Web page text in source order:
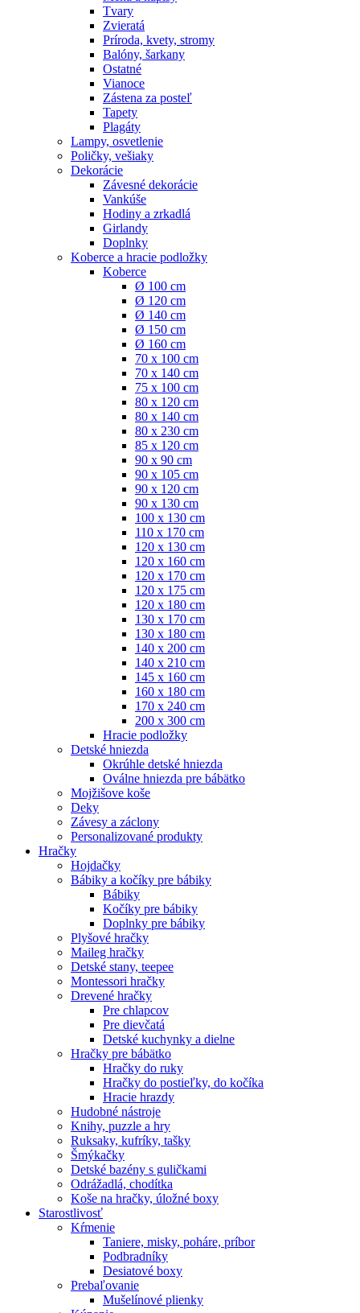
Tvary
Zvieratá
Príroda, kvety, stromy
Balóny, šarkany
Ostatné
Vianoce
Zástena za posteľ
Tapety
Plagáty
Lampy, osvetlenie
Poličky, vešiaky
Dekorácie
Závesné dekorácie
Vankúše
Hodiny a zrkadlá
Girlandy
Doplnky
Koberce a hracie podložky
Koberce
Ø 100 cm
Ø 120 cm
Ø 140 cm
Ø 150 cm
Ø 160 cm
70 x 100 cm
70 x 140 cm
75 x 100 cm
80 x 120 cm
80 x 140 cm
80 x 230 cm
85 x 120 cm
90 x 90 cm
90 x 105 cm
90 x 120 cm
90 x 130 cm
100 x 130 cm
110 x 170 cm
120 x 130 cm
120 x 160 cm
120 x 170 cm
120 x 175 cm
120 x 180 cm
130 x 170 cm
130 x 180 cm
140 x 200 cm
140 x 210 cm
145 x 160 cm
160 x 180 cm
170 x 240 cm
200 x 300 cm
Hracie podložky
Detské hniezda
Okrúhle detské hniezda
Oválne hniezda pre bábätko
Mojžišove koše
Deky
Závesy a záclony
Personalizované produkty
Hračky
Hojdačky
Bábiky a kočíky pre bábiky
Bábiky
Kočíky pre bábiky
Doplnky pre bábiky
Plyšové hračky
Maileg hračky
Detské stany, teepee
Montessori hračky
Drevené hračky
Pre chlapcov
Pre dievčatá
Detské kuchynky a dielne
Hračky pre bábätko
Hračky do ruky
Hračky do postieľky, do kočíka
Hracie hrazdy
Hudobné nástroje
Knihy, puzzle a hry
Ruksaky, kufríky, tašky
Šmýkačky
Detské bazény s guličkami
Odrážadlá, chodítka
Koše na hračky, úložné boxy
Starostlivosť
Kŕmenie
Taniere, misky, poháre, príbor
Podbradníky
Desiatové boxy
Prebaľovanie
Mušelínové plienky